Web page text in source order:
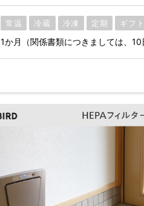
常温 冷蔵 冷凍 定期 ギフト
1か月（関係書類につきましては、10